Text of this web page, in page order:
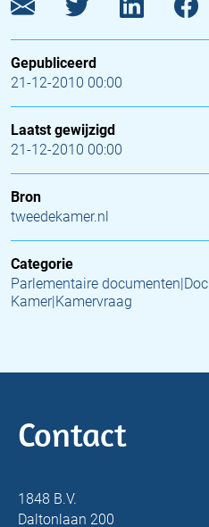
Gepubliceerd
21-12-2010 00:00
Laatst gewijzigd
21-12-2010 00:00
Bron
tweedekamer.nl
Categorie
Parlementaire
Kamer|Kamervraag
Contact
1848 B.V.
Daltonlaan 200